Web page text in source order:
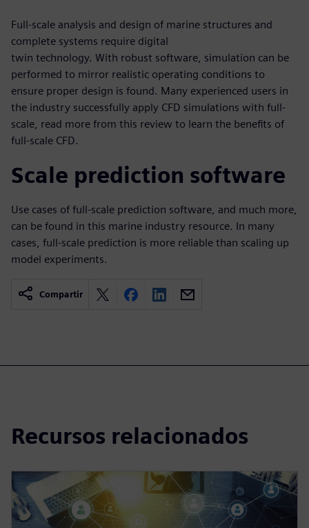
Full-scale analysis and design of marine structures and
complete systems require digital
twin technology. With robust software, simulation can be
performed to mirror realistic operating conditions to
ensure proper design is found. Many experienced users in
the industry successfully apply CFD simulations with full-
scale, read more from this review to learn the benefits of
full-scale CFD.
Scale prediction software
Use cases of full-scale prediction software, and much more,
can be found in this marine industry resource. In many
cases, full-scale prediction is more reliable than scaling up
model experiments.
Compartir
Recursos relacionados